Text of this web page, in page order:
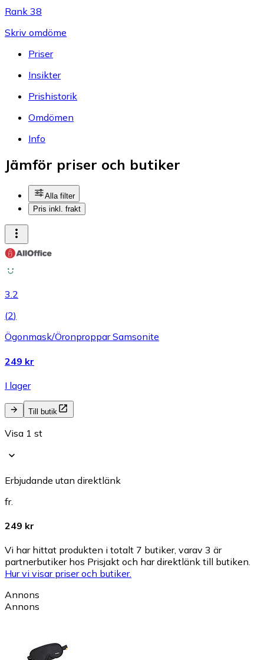
Rank 38
Skriv omdöme
Priser
Insikter
Prishistorik
Omdömen
Info
Jämför priser och butiker
Alla filter
Pris inkl. frakt
3.2
(2)
Ögonmask/Öronproppar Samsonite
249 kr
I lager
Till butik
Visa 1 st
Erbjudande utan direktlänk
fr.
249 kr
Vi har hittat produkten i totalt 7 butiker, varav 3 är
partnerbutiker hos Prisjakt och har direktlänk till butiken.
Hur vi visar priser och butiker.
Annons
Annons